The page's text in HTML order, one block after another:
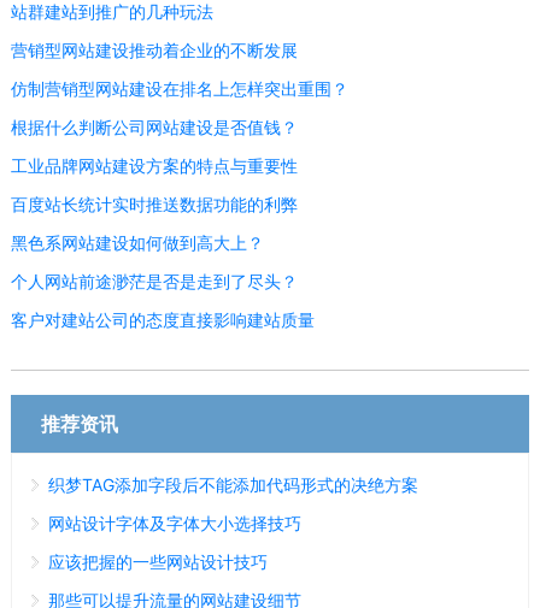
站群建站到推广的几种玩法
营销型网站建设推动着企业的不断发展
仿制营销型网站建设在排名上怎样突出重围？
根据什么判断公司网站建设是否值钱？
工业品牌网站建设方案的特点与重要性
百度站长统计实时推送数据功能的利弊
黑色系网站建设如何做到高大上？
个人网站前途渺茫是否是走到了尽头？
客户对建站公司的态度直接影响建站质量
推荐资讯
织梦TAG添加字段后不能添加代码形式的决绝方案
网站设计字体及字体大小选择技巧
应该把握的一些网站设计技巧
那些可以提升流量的网站建设细节